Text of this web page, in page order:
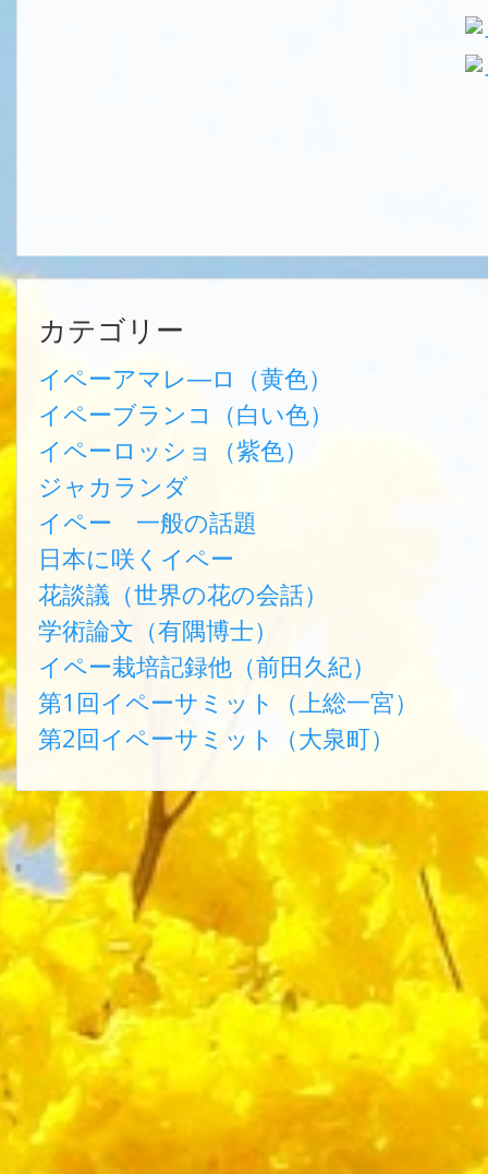
カテゴリー
イペーアマレ―ロ（黄色）
イペーブランコ（白い色）
イペーロッショ（紫色）
ジャカランダ
イペー 一般の話題
日本に咲くイペー
花談議（世界の花の会話）
学術論文（有隅博士）
イペー栽培記録他（前田久紀）
第1回イペーサミット（上総一宮）
第2回イペーサミット（大泉町）